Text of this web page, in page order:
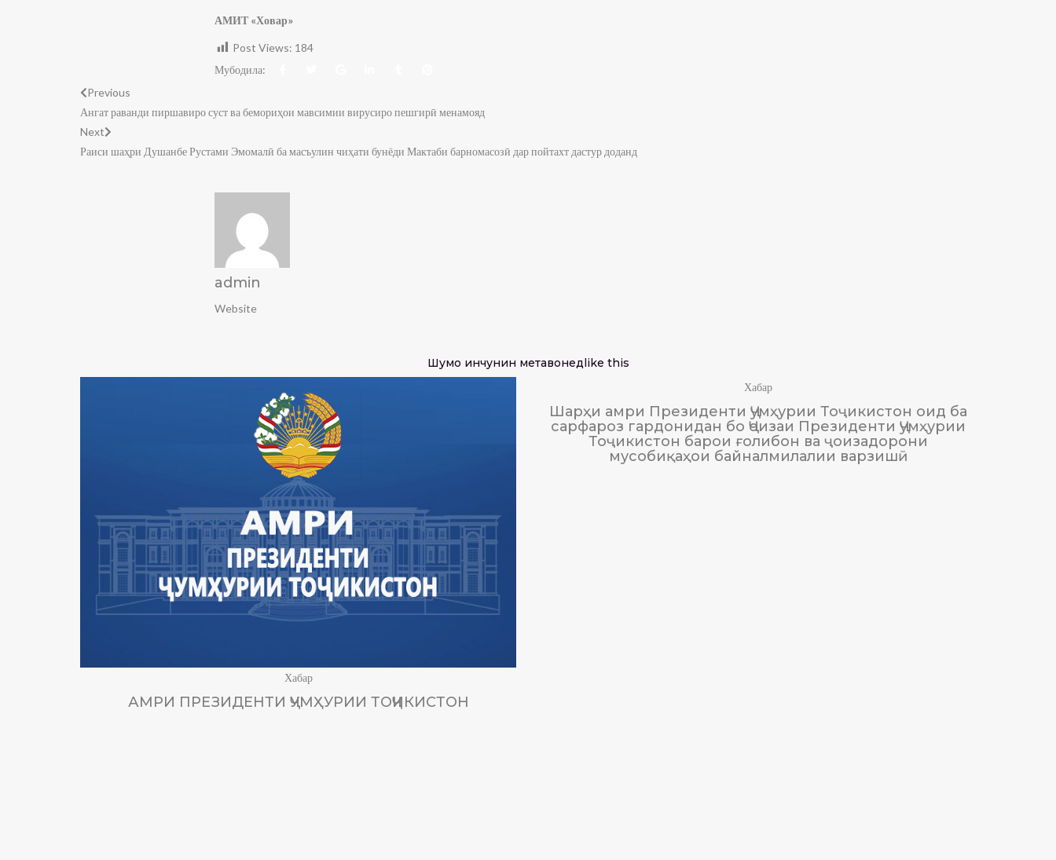
АМИТ «Ховар»
Post Views: 184
Мубодила:
Previous
Ангат раванди пиршавиро суст ва бемориҳои мавсимии вирусиро пешгирӣ менамояд
Next
Раиси шаҳри Душанбе Рустами Эмомалӣ ба масъулин чиҳати бунёди Мактаби барномасозӣ дар пойтахт дастур доданд
admin
Website
Шумо инчунин метавонедlike this
Хабар
АМРИ ПРЕЗИДЕНТИ ҶУМҲУРИИ ТОҶИКИСТОН
Хабар
Шарҳи амри Президенти Ҷумҳурии Тоҷикистон оид ба
сарфароз гардонидан бо Ҷоизаи Президенти Ҷумҳурии
Тоҷикистон барои ғолибон ва ҷоизадорони
мусобиқаҳои байналмилалии варзишӣ